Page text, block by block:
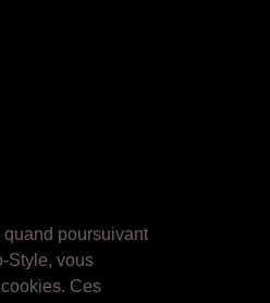
poursuivant
Style, vous
Ces